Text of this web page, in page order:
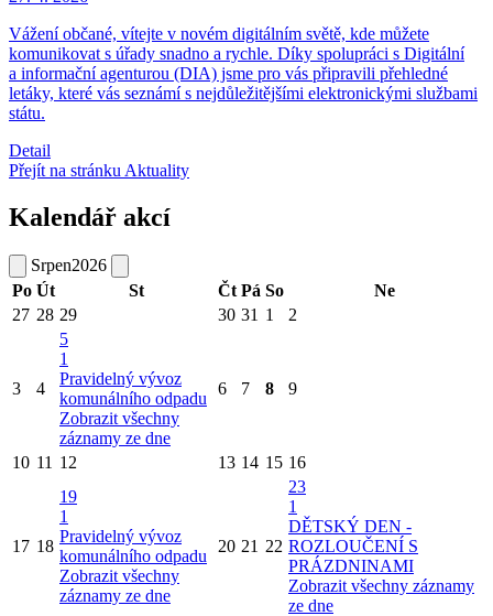
Vážení občané, vítejte v novém digitálním světě, kde můžete
komunikovat s úřady snadno a rychle. Díky spolupráci s Digitální
a informační agenturou (DIA) jsme pro vás připravili přehledné
letáky, které vás seznámí s nejdůležitějšími elektronickými službami
státu.
Detail
Přejít na stránku Aktuality
Kalendář akcí
Srpen2026
Po Út St Čt Pá So
Ne
27 28 29 30 31 1 2
3 4
5
1
Pravidelný vývoz
komunálního odpadu
Zobrazit všechny
záznamy ze dne
6 7 8 9
10 11 12 13 14 15 16
17 18
19
1
Pravidelný vývoz
komunálního odpadu
Zobrazit všechny
záznamy ze dne
20 21 22
23
1
DĚTSKÝ DEN -
ROZLOUČENÍ S
PRÁZDNINAMI
Zobrazit všechny záznamy
ze dne